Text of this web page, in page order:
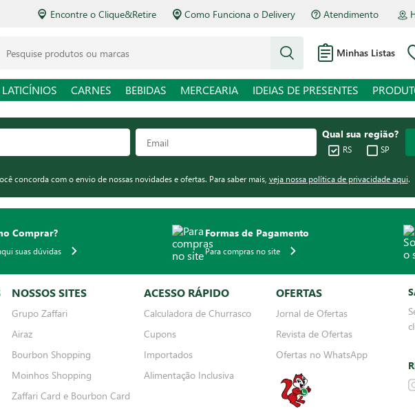
Encontre o Clique&Retire Como Funciona o Delivery Atendimento
Minhas Listas
CARNES BEBIDAS MERCEARIA IDEIAS DE PRESENTES
Qual sua região?
RS SP
concorda com o envio de nossas novidades e ofertas. Para saber mais, veja nossa política de privacidade aqui.
Comprar?
suas dúvidas
Formas de Pagamento
Para compras no site
NOSSOS SITES
Grupo Zaffari
Airaz
Bourbon Shopping
Moinhos Shopping
Zaffari Card e Bourbon Card
ACESSO RÁPIDO
Calculadora de Churrasco
Cupons
Importados
Alimentação Inclusiva
OFERTAS
Jornal de Ofertas
Revista de Ofertas
Ofertas no WhatsApp